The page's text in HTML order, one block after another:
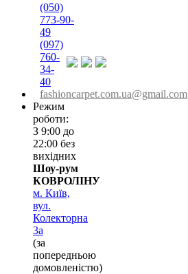
(050)
773-90-
49
(097)
760-
34-
40
fashioncarpet.com.ua@gmail.com
Режим
роботи:
З 9:00 до
22:00 без
вихідних
Шоу-рум
КОВРОЛІНУ
м. Київ,
вул.
Колекторна
3а
(за
попередньою
домовленістю)